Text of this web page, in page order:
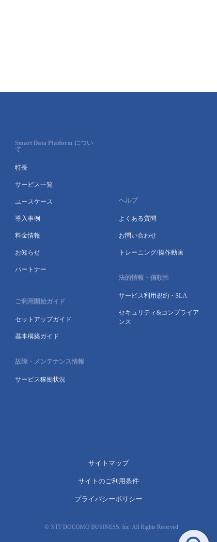
Smart Data Platform につい
て
特長
サービス一覧
ユースケース
導入事例
料金情報
お知らせ
パートナー
ご利用開始ガイド
セットアップガイド
基本構築ガイド
故障・メンテナンス情報
サービス稼働状況
ヘルプ
よくある質問
お問い合わせ
トレーニング/操作動画
法的情報・信頼性
サービス利用規約・SLA
セキュリティ&コンプライア
ンス
© NTT DOCOMO BUSINESS, Inc. All Rights Reserved.
サイトマップ
サイトのご利用条件
プライバシーポリシー